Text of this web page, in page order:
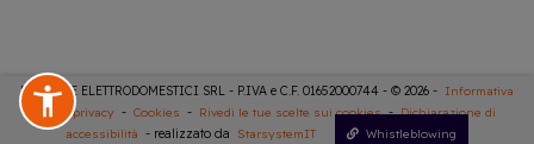
DISTANTE ELETTRODOMESTICI SRL - P.IVA e C.F. 01652000744 - © 2026 - Informativa
sulla privacy - Cookies - Rivedi le tue scelte sui cookies - Dichiarazione di
accessibilità - realizzato da StarsystemIT Whistleblowing